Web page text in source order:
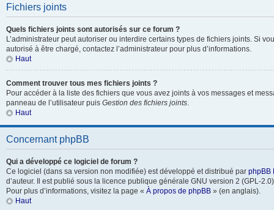
Fichiers joints
Quels fichiers joints sont autorisés sur ce forum ?
L’administrateur peut autoriser ou interdire certains types de fichiers joints. Si
autorisé à être chargé, contactez l’administrateur pour plus d’informations.
Haut
Comment trouver tous mes fichiers joints ?
Pour accéder à la liste des fichiers que vous avez joints à vos messages et
panneau de l’utilisateur puis Gestion des fichiers joints.
Haut
Concernant phpBB
Qui a développé ce logiciel de forum ?
Ce logiciel (dans sa version non modifiée) est développé et distribué par phpBB
d’auteur. Il est publié sous la licence publique générale GNU version 2 (GPL-
Pour plus d’informations, visitez la page « À propos de phpBB » (en anglais).
Haut